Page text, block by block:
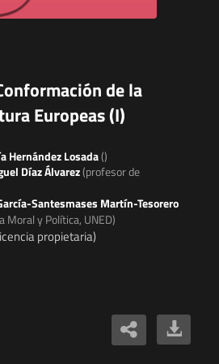
de la
Europeas (I)
Hernández Losada()
Díaz Álvarez(profesor de
Santesmases Martín-Tesorero
Moral y Política, UNED)
propietaria)